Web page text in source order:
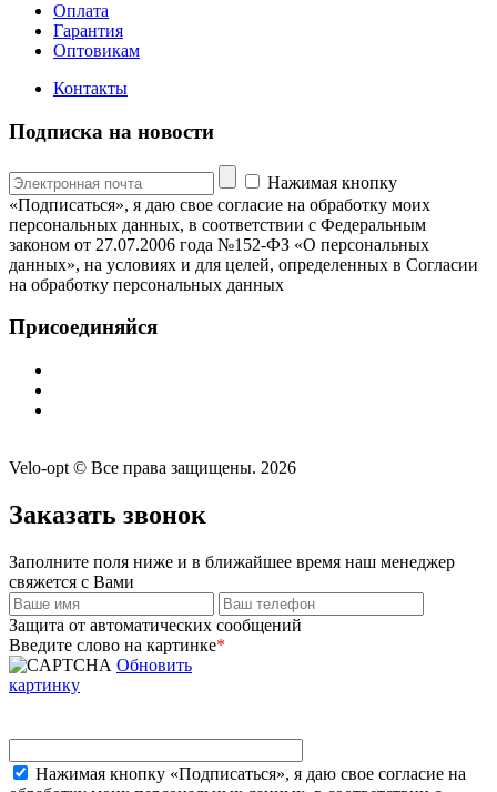
Оплата
Гарантия
Оптовикам
Контакты
Подписка на новости
Нажимая кнопку
«Подписаться», я даю свое согласие на обработку моих
персональных данных, в соответствии с Федеральным
законом от 27.07.2006 года №152-ФЗ «О персональных
данных», на условиях и для целей, определенных в Согласии
на обработку персональных данных
Присоединяйся
Velo-opt © Все права защищены. 2026
Заказать звонок
Заполните поля ниже и в ближайшее время наш менеджер
свяжется с Вами
Защита от автоматических сообщений
Введите слово на картинке*
Обновить
картинку
Нажимая кнопку «Подписаться», я даю свое согласие на